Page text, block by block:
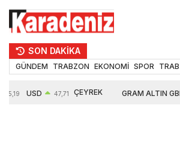
SON DAKİKA
GÜNDEM TRABZON EKONOMİ SPOR
55,19 USD 47,71 ÇEYREK GRAM ALTIN